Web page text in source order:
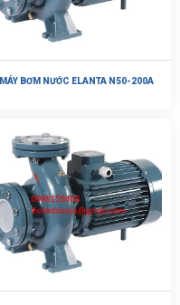
MÁY BƠM NƯỚC ELANTA N50-200A